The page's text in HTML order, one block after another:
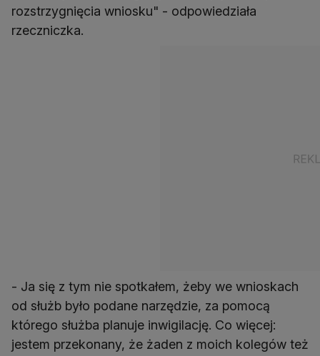
rozstrzygnięcia wniosku" - odpowiedziała
rzeczniczka.
- Ja się z tym nie spotkałem, żeby we wnioskach
od służb było podane narzędzie, za pomocą
którego służba planuje inwigilację. Co więcej:
jestem przekonany, że żaden z moich kolegów też